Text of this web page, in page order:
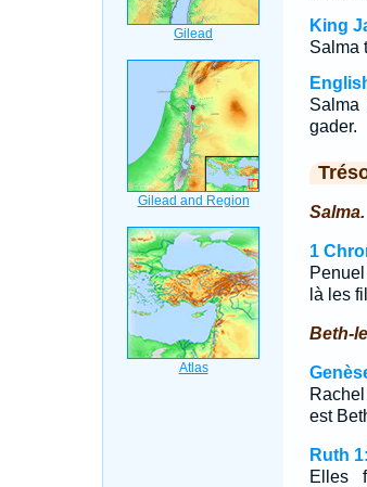
King
Salma
gader.
Salma.
1
là les
Beth-
est
Ruth
Elles